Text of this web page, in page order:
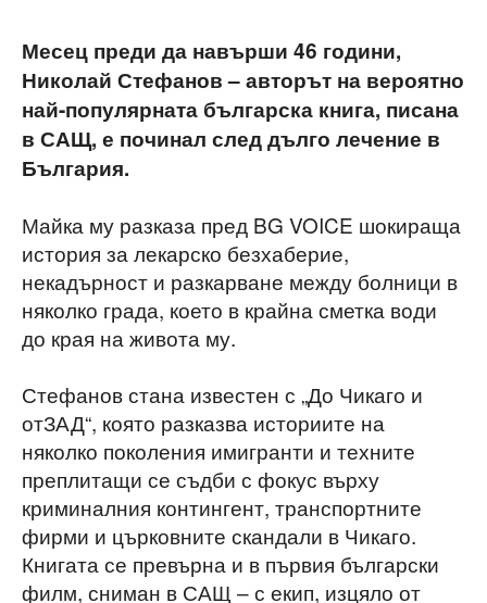
Месец преди да навърши 46 години,
Николай Стефанов – авторът на вероятно
най-популярната българска книга, писана
в САЩ, е починал след дълго лечение в
България.
Майка му разказа пред BG VOICE шокираща
история за лекарско безхаберие,
некадърност и разкарване между болници в
няколко града, което в крайна сметка води
до края на живота му.
Стефанов стана известен с „До Чикаго и
отЗАД“, която разказва историите на
няколко поколения имигранти и техните
преплитащи се съдби с фокус върху
криминалния контингент, транспортните
фирми и църковните скандали в Чикаго.
Книгата се превърна и в първия български
филм, сниман в САЩ – с екип, изцяло от